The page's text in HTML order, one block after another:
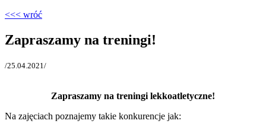
<<< wróć
Zapraszamy na treningi!
/25.04.2021/
Zapraszamy na treningi lekkoatletyczne!
Na zajęciach poznajemy takie konkurencje jak: